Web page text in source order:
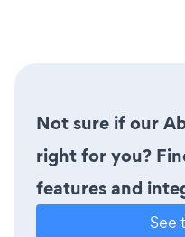
Not sure if our
right for you?
features and
See